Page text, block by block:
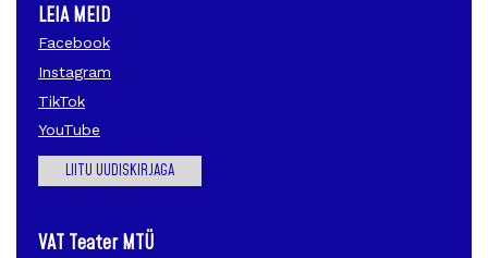
LEIA MEID
Facebook
Instagram
TikTok
YouTube
LIITU UUDISKIRJAGA
VAT Teater MTÜ